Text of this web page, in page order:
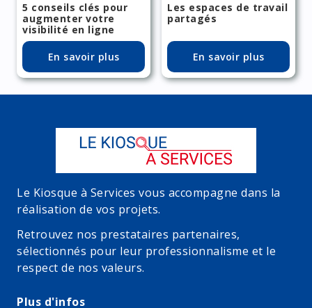
5 conseils clés pour
augmenter votre
visibilité en ligne
En savoir plus
Les espaces de travail
partagés
En savoir plus
Le Kiosque à Services vous accompagne dans la
réalisation de vos projets.
Retrouvez nos prestataires partenaires,
sélectionnés pour leur professionnalisme et le
respect de nos valeurs.
Plus d'infos